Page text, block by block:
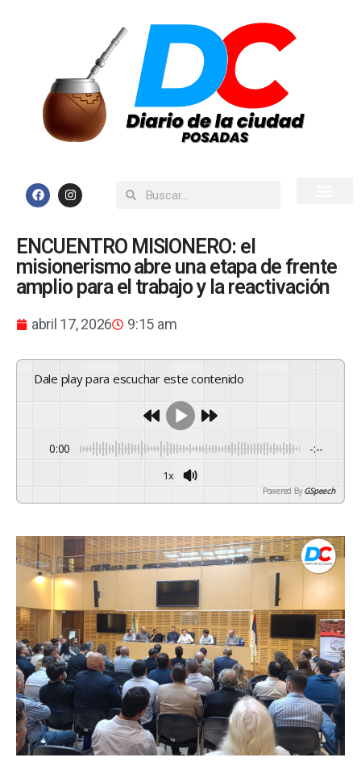
ENCUENTRO MISIONERO: el
misionerismo abre una etapa de frente
amplio para el trabajo y la reactivación
abril 17, 2026 9:15 am
Dale play para escuchar este contenido
0:00 -:--
1x
Powered By GSpeech